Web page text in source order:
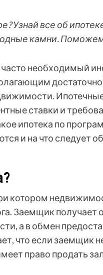
Узнай все об
камни.
необходимый
ставки и
ипотека по
и на что следует
котором
Заемщик получает
а в обмен
что если заемщик
право продать